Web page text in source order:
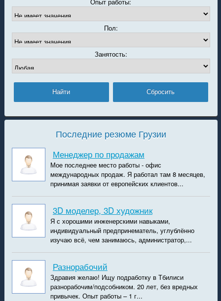
Пол:
Занятость:
Последние резюме Грузии
Менеджер по продажам
Мое последнее место работы - офис
международных продаж. Я работал там 8 месяцев,
принимая заявки от европейских клиентов...
3D моделер, 3D художник
Я с хорошими инженерскими навыками,
индивидуальный предпринематель, углублённо
изучаю всё, чем занимаюсь, администратор,...
Разнорабочий
Здравия желаю! Ищу подработку в Тбилиси
разнорабочим/подсобником. 20 лет, без вредных
привычек. Опыт работы – 1 г...